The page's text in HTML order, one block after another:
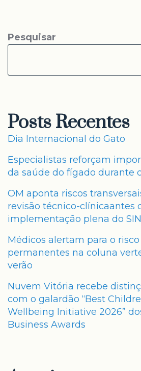
Pesquisar
Posts Recentes
Dia Internacional do Gato
Especialistas reforçam
da saúde do fígado durante
OM aponta riscos
revisão técnico-clínicaantes
implementação plena do
Médicos alertam para o
permanentes na coluna
verão
Nuvem Vitória recebe
com o galardão “Best
Wellbeing Initiative 2026”
Business Awards